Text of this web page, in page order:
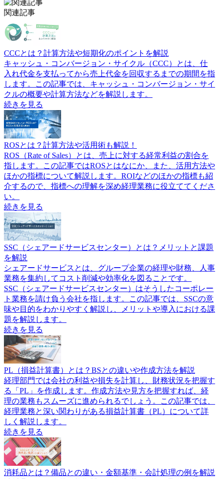
関連記事
CCCとは？計算方法や短期化のポイントを解説
キャッシュ・コンバージョン・サイクル（CCC）とは、仕
入れ代金を支払ってから売上代金を回収するまでの期間を指
します。この記事では、キャッシュ・コンバージョン・サイ
クルの概要や計算方法などを解説します。
続きを見る
ROSとは？計算方法や活用術も解説！
ROS（Rate of Sales）とは、売上に対する経常利益の割合を
指します。この記事ではROSとはなにか、また、活用方法や
ほかの指標について解説します。ROIなどのほかの指標も紹
介するので、指標への理解を深め経理業務に役立ててくださ
い。
続きを見る
SSC（シェアードサービスセンター）とは？メリットと課題
を解説
シェアードサービスとは、グループ企業の経理や財務、人事
業務を集約してコスト削減や効率化を図ることです。
SSC（シェアードサービスセンター）はそうしたコーポレー
ト業務を請け負う会社を指します。この記事では、SSCの意
味や目的をわかりやすく解説し、メリットや導入における課
題を解説します。
続きを見る
PL（損益計算書）とは？BSとの違いや作成方法を解説
経理部門では会社の利益や損失を計算し、財務状況を把握す
る「PL」を作成します。作成方法や見方を把握すれば、経
理の業務もスムーズに進められるでしょう。この記事では、
経理業務と深い関わりがある損益計算書（PL）について詳
しく解説します。
続きを見る
消耗品とは？備品との違い・金額基準・会計処理の例を解説